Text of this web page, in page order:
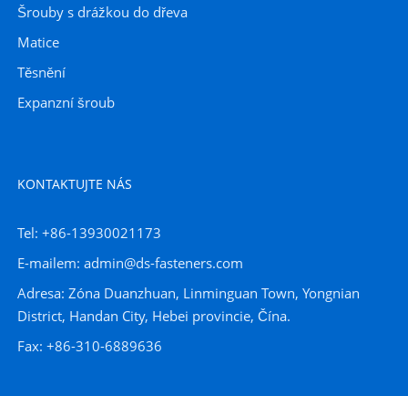
Šrouby s drážkou do dřeva
Matice
Těsnění
Expanzní šroub
KONTAKTUJTE NÁS
Tel: +86-13930021173
E-mailem: admin@ds-fasteners.com
Adresa: Zóna Duanzhuan, Linminguan Town, Yongnian
District, Handan City, Hebei provincie, Čína.
Fax: +86-310-6889636